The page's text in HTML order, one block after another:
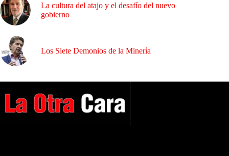
La cultura del atajo y el desafío del nuevo
gobierno
Los Siete Demonios de la Minería